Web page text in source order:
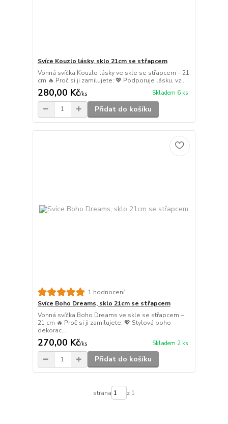
Svíce Kouzlo lásky, sklo 21cm se střapcem
Vonná svíčka Kouzlo lásky ve skle se střapcem – 21
cm 🔥 Proč si ji zamilujete: 💖 Podporuje lásku, vz...
280,00 Kč/ks Skladem 6 ks
Přidat do košíku
1 hodnocení
Svíce Boho Dreams, sklo 21cm se střapcem
Vonná svíčka Boho Dreams ve skle se střapcem –
21 cm 🔥 Proč si ji zamilujete: 💖 Stylová boho
dekorac...
270,00 Kč/ks Skladem 2 ks
Přidat do košíku
strana z 1